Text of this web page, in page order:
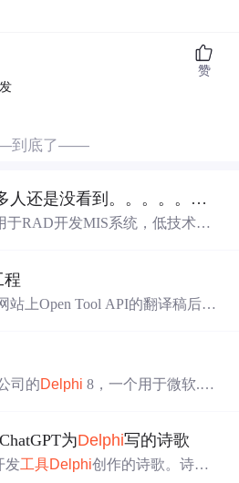
赞
到底了——
还是没看到。。。。。。。
于RAD开发MIS系统，低技术含
不完全看好，开发MIS需创建成
。
程
站上Open Tool API的翻译稿后，
应用程序开发等，欢迎有英语
司的Delphi 8，一个用于微软.NE
源、版权信息以及作者的梦想
助翻译成中文。
ChatGPT为Delphi写的诗歌
发工具Delphi创作的诗歌。诗中